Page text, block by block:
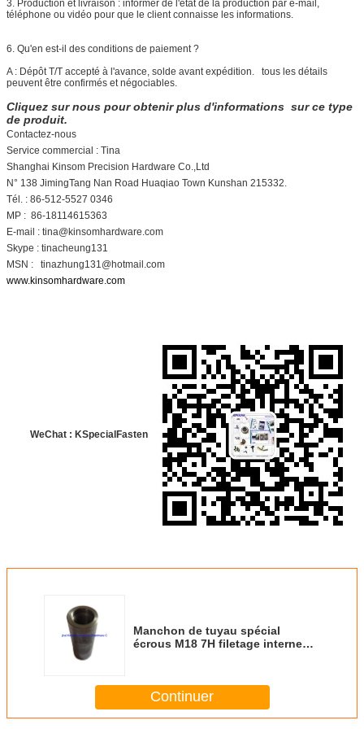
3. Production et livraison : informer de l'état de la production par e-mail,
téléphone ou vidéo pour que le client connaisse les informations.
6. Qu'en est-il des conditions de paiement ?
A : Dépôt T/T accepté à l'avance, solde avant expédition. tous les détails
peuvent être confirmés et négociables.
Cliquez sur nous pour obtenir plus d'informations sur ce type
de produit.
Contactez-nous
Service commercial : Tina
Shanghai Kinsom Precision Hardware Co.,Ltd
N° 138 JimingTang Nan Road Huaqiao Town Kunshan 215332.
Tél. : 86-512-5527 0346
MP : 86-18114615363
E-mail : tina@kinsomhardware.com
Skype : tinacheung131
MSN : tinazhung131@hotmail.com
www.kinsomhardware.com
WeChat : KSpecialFasten
Manchon de tuyau spécial
écrous M18 7H filetage interne
Continuer